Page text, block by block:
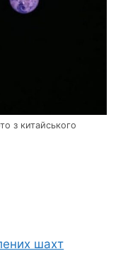
з китайського
шахт